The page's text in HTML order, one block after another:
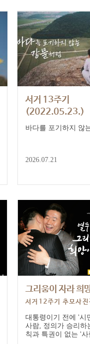
서거 13주기
(2022.05.23.)
바다를 포기하지 않
2026.07.21
그리움이 자라 희
서거12주기 추모사진
대통령이기 전에 '시
사람, 정의가 승리하
칙과 특권이 없는 '사